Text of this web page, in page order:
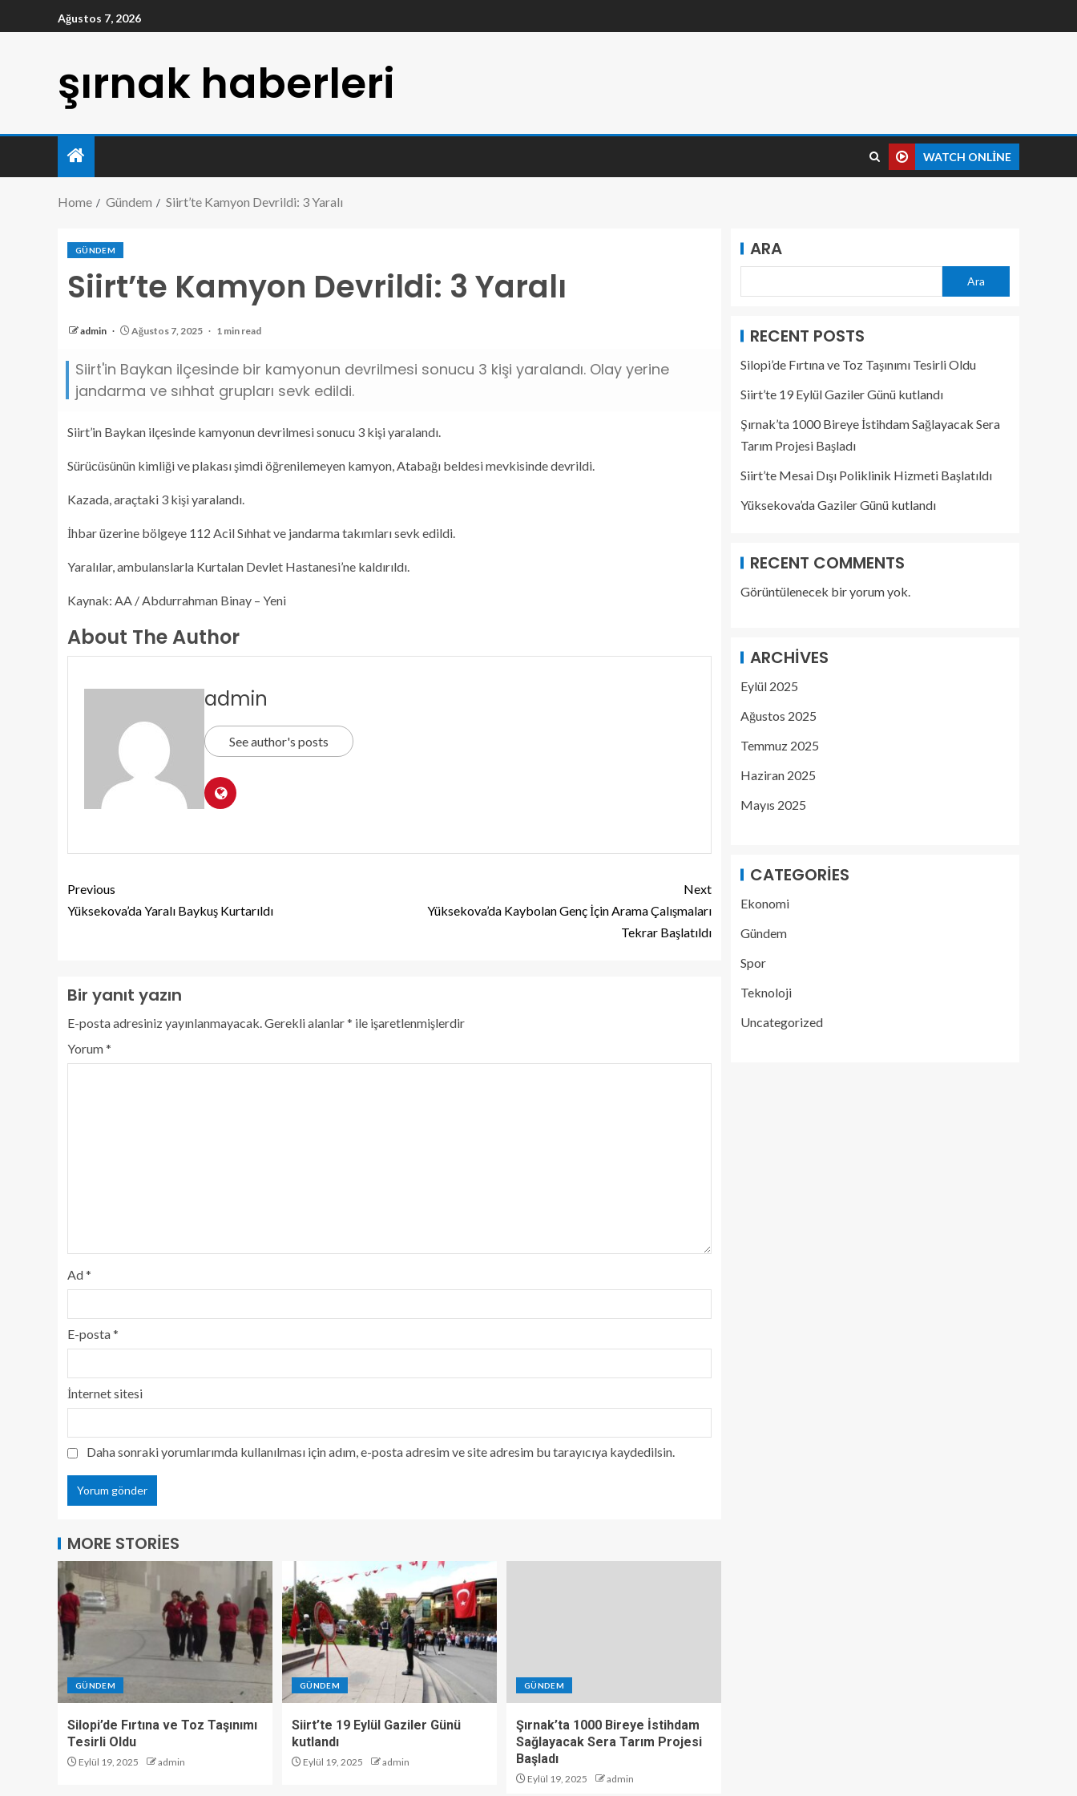
Ağustos 7, 2026
şırnak haberleri
WATCH ONLINE
Home Gündem Siirt’te Kamyon Devrildi: 3 Yaralı
GÜNDEM
Siirt’te Kamyon Devrildi: 3 Yaralı
admin Ağustos 7, 2025 1 min read
Siirt'in Baykan ilçesinde bir kamyonun devrilmesi sonucu 3 kişi yaralandı. Olay yerine
jandarma ve sıhhat grupları sevk edildi.
Siirt’in Baykan ilçesinde kamyonun devrilmesi sonucu 3 kişi yaralandı.
Sürücüsünün kimliği ve plakası şimdi öğrenilemeyen kamyon, Atabağı beldesi mevkisinde devrildi.
Kazada, araçtaki 3 kişi yaralandı.
İhbar üzerine bölgeye 112 Acil Sıhhat ve jandarma takımları sevk edildi.
Yaralılar, ambulanslarla Kurtalan Devlet Hastanesi’ne kaldırıldı.
Kaynak: AA / Abdurrahman Binay – Yeni
About The Author
admin
See author's posts
Previous
Yüksekova’da Yaralı Baykuş Kurtarıldı
Next
Yüksekova’da Kaybolan Genç İçin Arama Çalışmaları
Tekrar Başlatıldı
Bir yanıt yazın
E-posta adresiniz yayınlanmayacak.Gerekli alanlar* ile işaretlenmişlerdir
Yorum*
Ad*
E-posta*
İnternet sitesi
Daha sonraki yorumlarımda kullanılması için adım, e-posta adresim ve site adresim bu tarayıcıya kaydedilsin.
MORE STORIES
GÜNDEM
Silopi’de Fırtına ve Toz Taşınımı
Tesirli Oldu
Eylül 19, 2025 admin
GÜNDEM
Siirt’te 19 Eylül Gaziler Günü
kutlandı
Eylül 19, 2025 admin
GÜNDEM
Şırnak’ta 1000 Bireye İstihdam
Sağlayacak Sera Tarım Projesi
Başladı
Eylül 19, 2025 admin
ARA
Ara
RECENT POSTS
Silopi’de Fırtına ve Toz Taşınımı Tesirli Oldu
Siirt’te 19 Eylül Gaziler Günü kutlandı
Şırnak’ta 1000 Bireye İstihdam Sağlayacak Sera
Tarım Projesi Başladı
Siirt’te Mesai Dışı Poliklinik Hizmeti Başlatıldı
Yüksekova’da Gaziler Günü kutlandı
RECENT COMMENTS
Görüntülenecek bir yorum yok.
ARCHIVES
Eylül 2025
Ağustos 2025
Temmuz 2025
Haziran 2025
Mayıs 2025
CATEGORIES
Ekonomi
Gündem
Spor
Teknoloji
Uncategorized